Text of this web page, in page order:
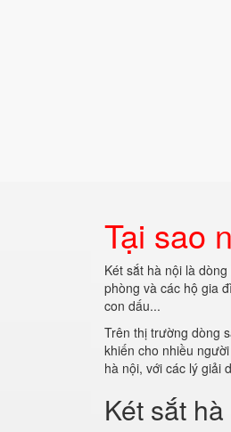
Tại sao
Két sắt hà nội là
phòng và các hộ gia
con dấu...
Trên thị trường dòng
khiến cho nhiều
hà nội, với các lý giải
Két sắt